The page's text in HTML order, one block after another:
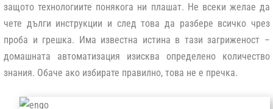
защото технологиите понякога ни плашат. Не всеки желае да
чете дълги инструкции и след това да разбере всичко чрез
проба и грешка. Има известна истина в тази загриженост –
домашната автоматизация изисква определено количество
знания. Обаче ако избирате правилно, това не е пречка.